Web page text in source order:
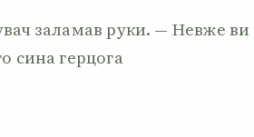
заламав руки. — Невже ви
сина герцога